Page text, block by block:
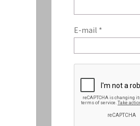
E-mail *